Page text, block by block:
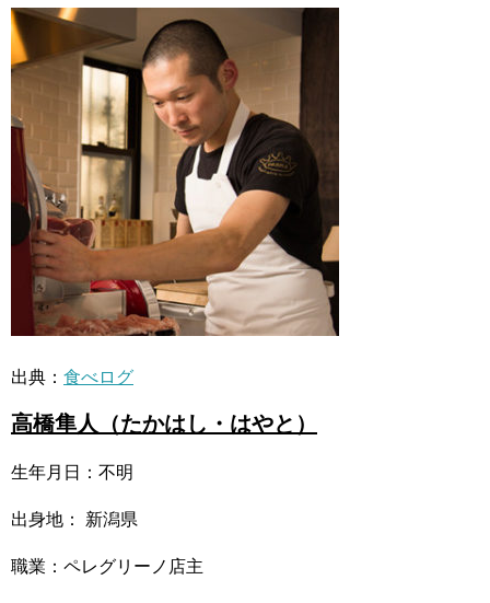
出典： 食べログ
高橋隼人（たかはし・はやと）
生年月日：不明
出身地： 新潟県
職業：ペレグリーノ店主